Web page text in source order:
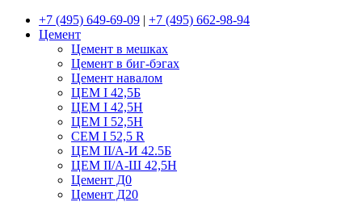
+7 (495) 649-69-09 | +7 (495) 662-98-94
Цемент
Цемент в мешках
Цемент в биг-бэгах
Цемент навалом
ЦЕМ I 42,5Б
ЦЕМ I 42,5Н
ЦЕМ I 52,5Н
CEM I 52,5 R
ЦЕМ II/А-И 42.5Б
ЦЕМ II/А-Ш 42,5Н
Цемент Д0
Цемент Д20